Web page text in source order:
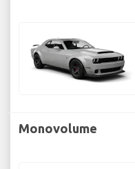
Monovolume